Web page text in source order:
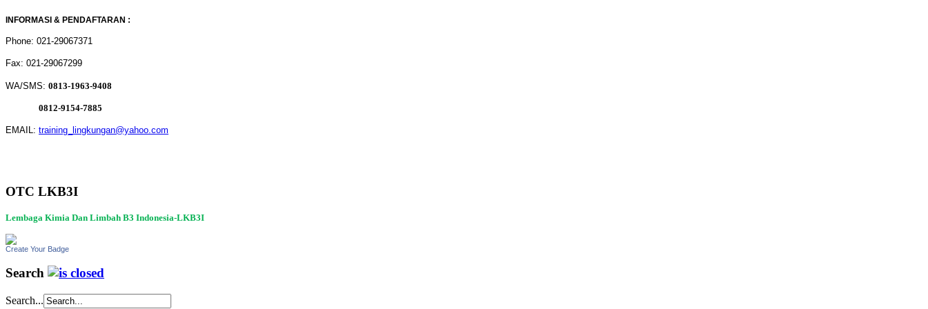
INFORMASI & PENDAFTARAN :
Phone: 021-29067371
Fax: 021-29067299
WA/SMS: 0813-1963-9408
0812-9154-7885
EMAIL: training_lingkungan@yahoo.com
OTC LKB3I
Lembaga Kimia Dan Limbah B3 Indonesia-LKB3I
Create Your Badge
Search
Search...